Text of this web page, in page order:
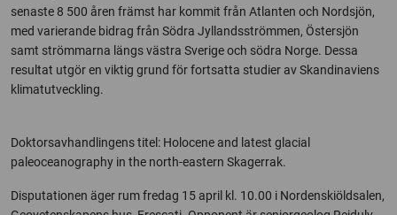
senaste 8 500 åren främst har kommit från Atlanten och Nordsjön,
med varierande bidrag från Södra Jyllandsströmmen, Östersjön
samt strömmarna längs västra Sverige och södra Norge. Dessa
resultat utgör en viktig grund för fortsatta studier av Skandinaviens
klimatutveckling.
Doktorsavhandlingens titel: Holocene and latest glacial
paleoceanography in the north-eastern Skagerrak.
Disputationen äger rum fredag 15 april kl. 10.00 i Nordenskiöldsalen,